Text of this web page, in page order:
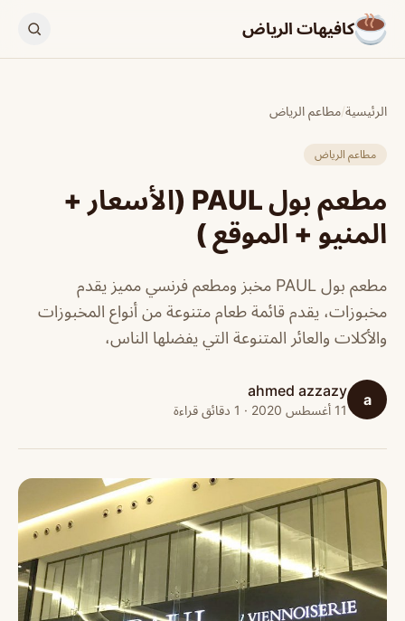
كافيهات الرياض
الرئيسية/مطاعم الرياض
مطاعم الرياض
مطعم بول PAUL (الأسعار +
المنيو + الموقع )
مطعم بول PAUL مخبز ومطعم فرنسي مميز يقدم
مخبوزات، يقدم قائمة طعام متنوعة من أنواع المخبوزات
والأكلات والعائر المتنوعة التي يفضلها الناس،
a
ahmed azzazy
11 أغسطس 2020 · 1 دقائق قراءة